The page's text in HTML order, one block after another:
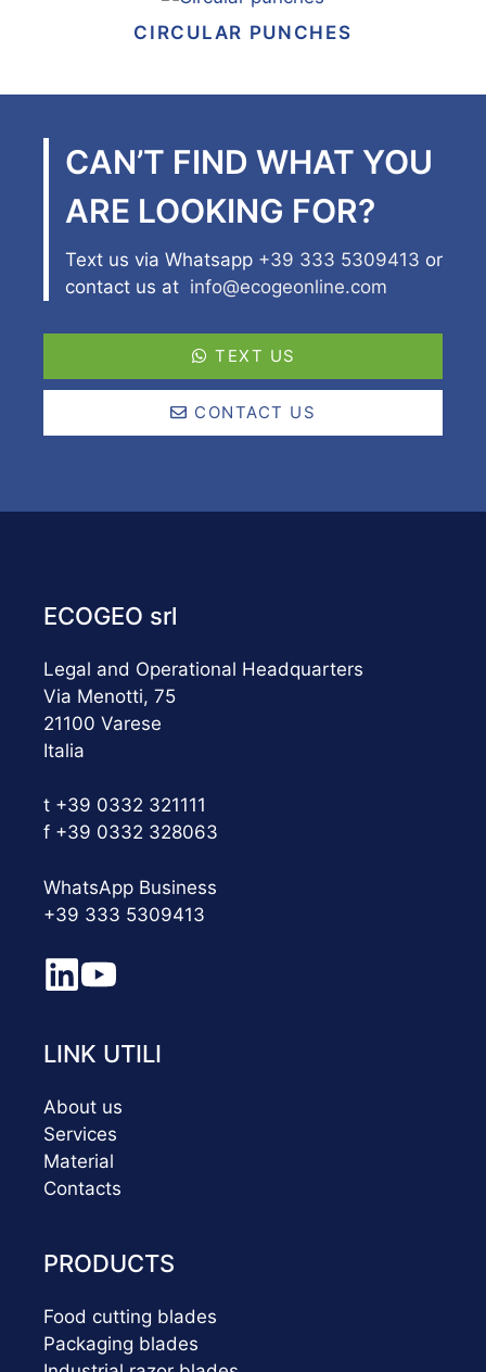
CIRCULAR PUNCHES
CAN’T FIND WHAT YOU
ARE LOOKING FOR?
Text us via Whatsapp +39 333 5309413 or
contact us at info@ecogeonline.com
TEXT US
CONTACT US
ECOGEO srl
Legal and Operational Headquarters
Via Menotti, 75
21100 Varese
Italia
t +39 0332 321111
f +39 0332 328063
WhatsApp Business
+39 333 5309413
LINK UTILI
About us
Services
Material
Contacts
PRODUCTS
Food cutting blades
Packaging blades